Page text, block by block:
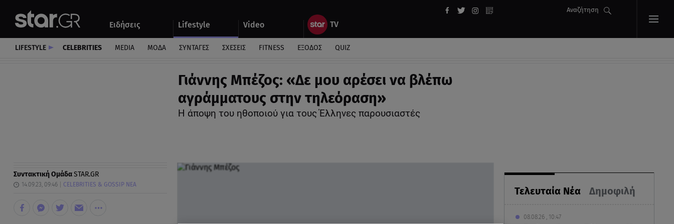
Ειδήσεις Lifestyle Video
Αναζήτηση
Αυτοκίνητο
LIFESTYLE CELEBRITIES MEDIA ΜΟΔΑ ΣΥΝΤΑΓΕΣ ΣΧΕΣΕΙΣ FITNESS ΕΞΟΔΟΣ QUIZ
Γιάννης Μπέζος: «Δε μου αρέσει να βλέπω
αγράμματους στην τηλεόραση»
Η άποψη του ηθοποιού για τους Έλληνες παρουσιαστές
Τελευταία Νέα Δημοφιλή
08.08.26 , 10:47
Συντακτική ΟμάδαSTAR.GR
14.09.23, 09:46 CELEBRITIES & GOSSIP ΝΕΑ